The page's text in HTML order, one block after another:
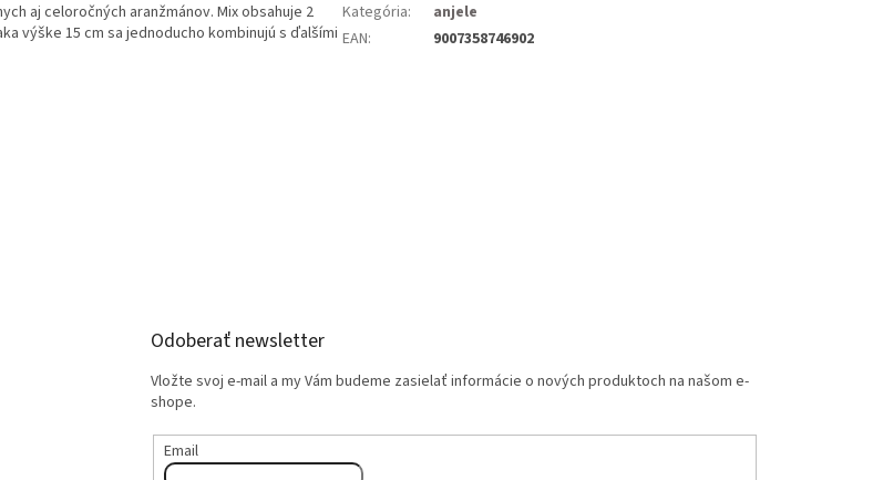
aj celoročných aranžmánov. Mix obsahuje 2
výške 15 cm sa jednoducho kombinujú s ďalšími
Kategória:
anjele
EAN: 9007358746902
Odoberať newsletter
Vložte svoj e-mail a my Vám budeme zasielať informácie o nových produktoch na našom e-
shope.
Email